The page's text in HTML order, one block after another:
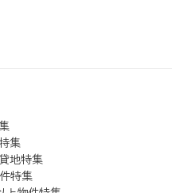
集
地特集
特集